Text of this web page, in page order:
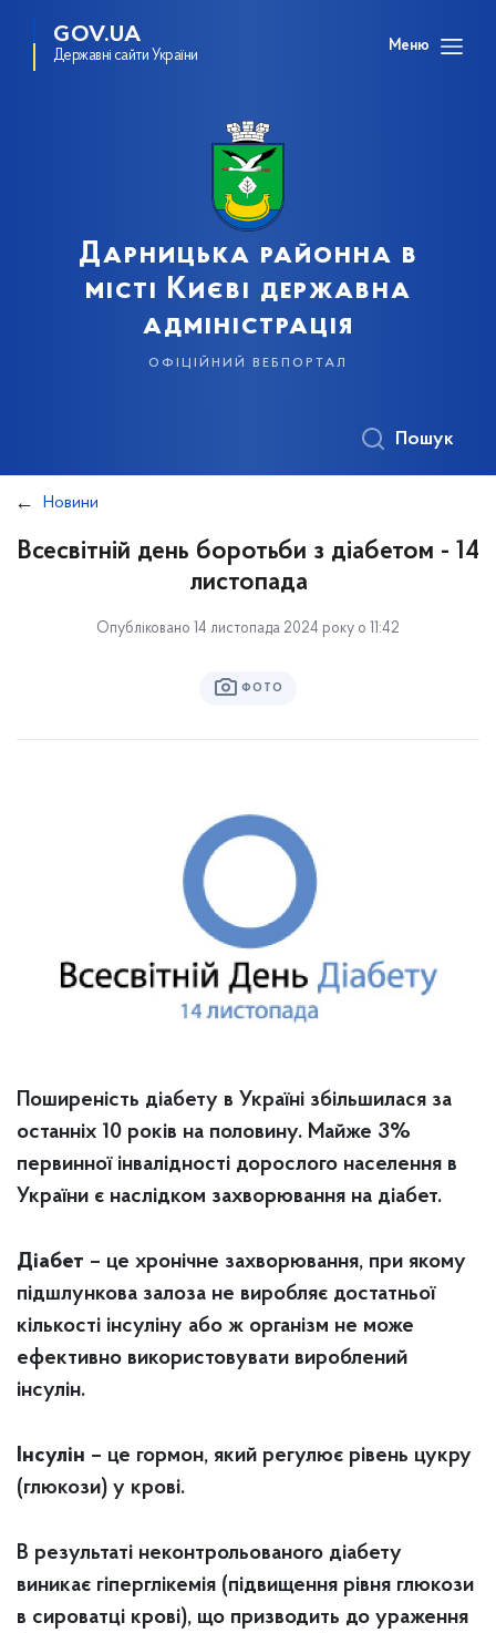
GOV.UA
Державні сайти України
Меню
Дарницька районна в
місті Києві державна
адміністрація
офіційний вебпортал
Пошук
Новини
Всесвітній день боротьби з діабетом - 14
листопада
Опубліковано 14 листопада 2024 року о 11:42
ФОТО
Поширеність діабету в Україні збільшилася за
останніх 10 років на половину. Майже 3%
первинної інвалідності дорослого населення в
України є наслідком захворювання на діабет.
Діабет – це хронічне захворювання, при якому
підшлункова залоза не виробляє достатньої
кількості інсуліну або ж організм не може
ефективно використовувати вироблений
інсулін.
Інсулін – це гормон, який регулює рівень цукру
(глюкози) у крові.
В результаті неконтрольованого діабету
виникає гіперглікемія (підвищення рівня глюкози
в сироватці крові), що призводить до ураження